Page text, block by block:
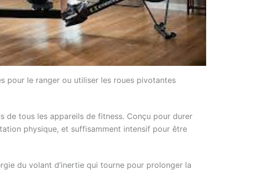
pour le ranger ou utiliser les roues pivotantes
de tous les appareils de fitness. Conçu pour durer
physique, et suffisamment intensif pour être
du volant d’inertie qui tourne pour prolonger la